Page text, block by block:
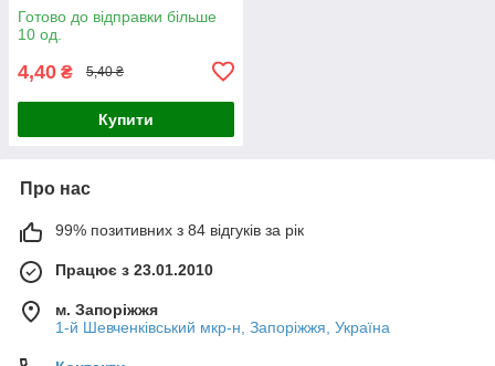
Готово до відправки більше
10 од.
4,40 ₴ 5,40 ₴
Купити
Про нас
99% позитивних з 84 відгуків за рік
Працює з 23.01.2010
м. Запоріжжя
1-й Шевченківський мкр-н, Запоріжжя, Україна